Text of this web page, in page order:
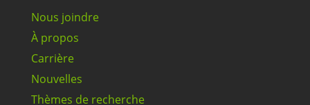
Nous joindre
À propos
Carrière
Nouvelles
Thèmes de recherche